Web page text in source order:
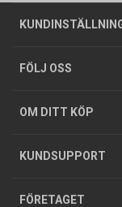
Företagskund /
FÖLJ OSS
OM DITT KÖP
Allmänna
Integritetspolicy
GDPR
KUNDSUPPORT
Butiker
Foldrar och
Köpguider
Varumärken
FÖRETAGET
Om oss
Tjänster
Hållbarhet
Jobba hos oss
Press